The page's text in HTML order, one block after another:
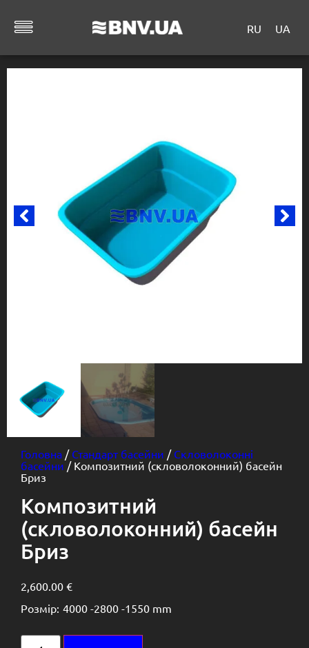
RU UA
Головна / Стандарт басейни / Скловолоконні
басейни / Композитний (скловолоконний) басейн
Бриз
Композитний
(скловолоконний) басейн
Бриз
2,600.00 €
Розмір: 4000 -2800 -1550 mm